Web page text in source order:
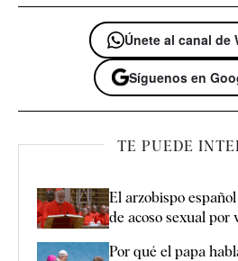
Únete al canal de
Síguenos en
TE PUEDE
El arzobispo
de acoso sexual por
Por qué el papa